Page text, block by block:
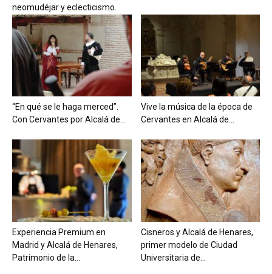
neomudéjar y eclecticismo.
“En qué se le haga merced”.
Con Cervantes por Alcalá de...
Vive la música de la época de
Cervantes en Alcalá de...
Experiencia Premium en
Madrid y Alcalá de Henares,
Patrimonio de la...
Cisneros y Alcalá de Henares,
primer modelo de Ciudad
Universitaria de...